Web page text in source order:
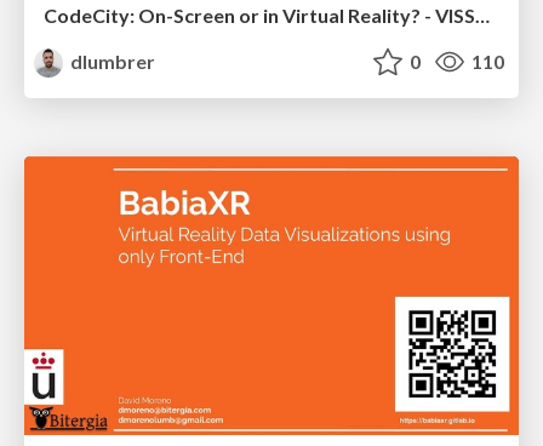
CodeCity: On-Screen or in Virtual Reality? - VISSOFT 2021
dlumbrer
0 110